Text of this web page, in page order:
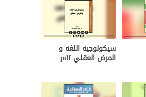
سيكولوجيه اللغه و
المرض العقلي pdf